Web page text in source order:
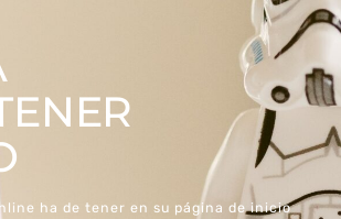
ha de tener en su página de inicio